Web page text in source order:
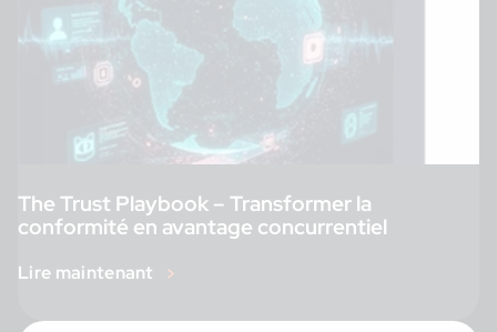
The Trust Playbook – Transformer la
conformité en avantage concurrentiel
Lire maintenant